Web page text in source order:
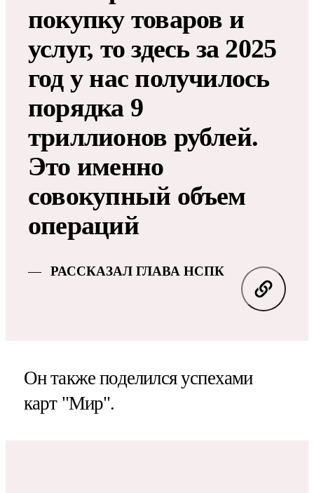
покупку товаров и
услуг, то здесь за 2025
год у нас получилось
порядка 9
триллионов рублей.
Это именно
совокупный объем
операций
РАССКАЗАЛ ГЛАВА НСПК
Он также поделился успехами
карт "Мир".